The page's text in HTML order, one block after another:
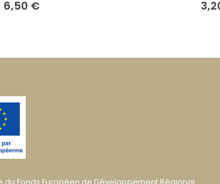
Fonds Européen de Développement Régional